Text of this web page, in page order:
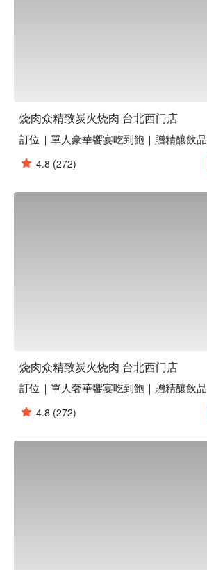
烧肉众精致炭火烧肉 台北西门店
訂位｜單人豪華饗宴吃到飽｜贈精釀飲品
4.8 (272)
烧肉众精致炭火烧肉 台北西门店
訂位｜單人奢華饗宴吃到飽｜贈精釀飲品
4.8 (272)